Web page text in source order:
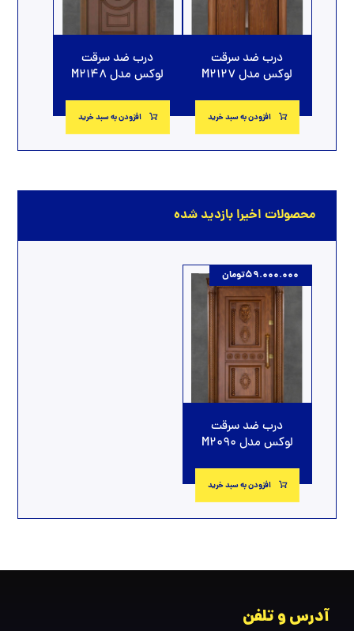
درب ضد سرقت
لوکس مدل M2127
افزودن به سبد خرید
درب ضد سرقت
لوکس مدل M2148
افزودن به سبد خرید
محصولات اخیرا بازدید شده
درب ضد سرقت
لوکس مدل M2090
59.000.000تومان
افزودن به سبد خرید
آدرس و تلفن